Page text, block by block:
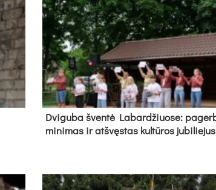
Dvi­gu­ba šven­tė La­bar­džiuo­se:
mi­ni­mas ir at­švęs­tas kul­tū­ros ju­bi­lie­jus